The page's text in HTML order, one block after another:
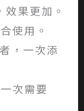
果更加。
使用。
，一次添
次需要